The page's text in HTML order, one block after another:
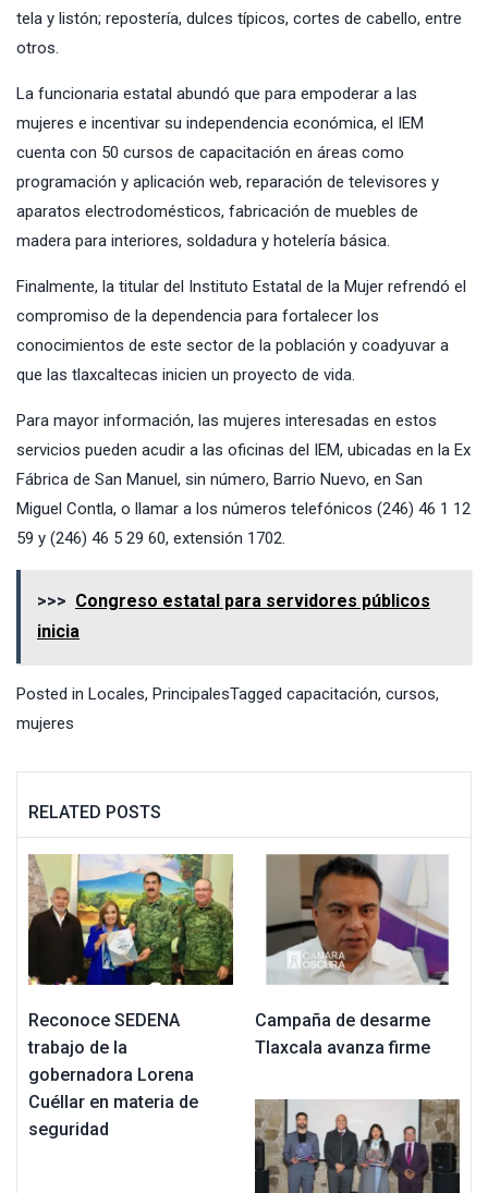
tela y listón; repostería, dulces típicos, cortes de cabello, entre
otros.
La funcionaria estatal abundó que para empoderar a las
mujeres e incentivar su independencia económica, el IEM
cuenta con 50 cursos de capacitación en áreas como
programación y aplicación web, reparación de televisores y
aparatos electrodomésticos, fabricación de muebles de
madera para interiores, soldadura y hotelería básica.
Finalmente, la titular del Instituto Estatal de la Mujer refrendó el
compromiso de la dependencia para fortalecer los
conocimientos de este sector de la población y coadyuvar a
que las tlaxcaltecas inicien un proyecto de vida.
Para mayor información, las mujeres interesadas en estos
servicios pueden acudir a las oficinas del IEM, ubicadas en la Ex
Fábrica de San Manuel, sin número, Barrio Nuevo, en San
Miguel Contla, o llamar a los números telefónicos (246) 46 1 12
59 y (246) 46 5 29 60, extensión 1702.
>>> Congreso estatal para servidores públicos
inicia
Posted in Locales, PrincipalesTagged capacitación, cursos,
mujeres
RELATED POSTS
Reconoce SEDENA
trabajo de la
gobernadora Lorena
Cuéllar en materia de
seguridad
Campaña de desarme
Tlaxcala avanza firme